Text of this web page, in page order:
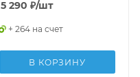
5 290 ₽/шт
+ 264 на счет
В КОРЗИНУ